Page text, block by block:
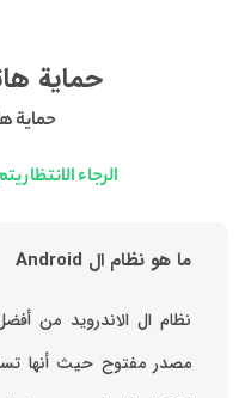
حماية
حماية
الرجاء الانتظار
ما هو نظام ال Android
نظام ال الاندرويد من
مصدر مفتوح حيث أنها